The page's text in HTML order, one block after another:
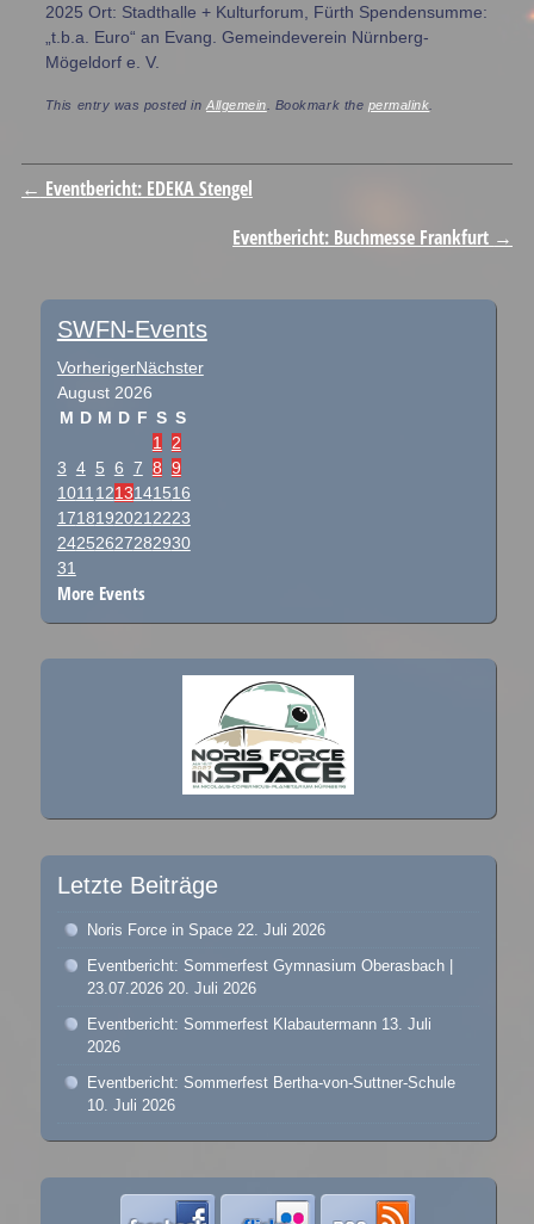
2025 Ort: Stadthalle + Kulturforum, Fürth Spendensumme:
„t.b.a. Euro“ an Evang. Gemeindeverein Nürnberg-
Mögeldorf e. V.
This entry was posted inAllgemein . Bookmark the permalink
Post navigation
← Eventbericht: EDEKA Stengel
Eventbericht: Buchmesse Frankfurt →
SWFN-Events
VorherigerNächster
August 2026
M D M D F S S
1
2
3 4 5 6 7 8 9
1011 1213141516
1718192021 2223
24252627282930
31
More Events
Letzte Beiträge
Noris Force in Space 22. Juli 2026
Eventbericht: Sommerfest Gymnasium Oberasbach |
23.07.2026 20. Juli 2026
Eventbericht: Sommerfest Klabautermann 13. Juli
2026
Eventbericht: Sommerfest Bertha-von-Suttner-Schule
10. Juli 2026